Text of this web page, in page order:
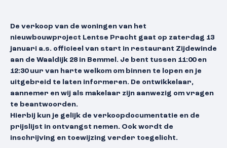
De verkoop van de woningen van het
nieuwbouwproject Lentse Pracht gaat op zaterdag 13
januari a.s. officieel van start in restaurant Zijdewinde
aan de Waaldijk 28 in Bemmel. Je bent tussen 11:00 en
12:30 uur van harte welkom om binnen te lopen en je
uitgebreid te laten informeren. De ontwikkelaar,
aannemer en wij als makelaar zijn aanwezig om vragen
te beantwoorden.
H ierbij kun je gelijk de verkoopdocumentatie en de
prijslijst in ontvangst nemen. Ook wordt de
inschrijving en toewijzing verder toegelicht.